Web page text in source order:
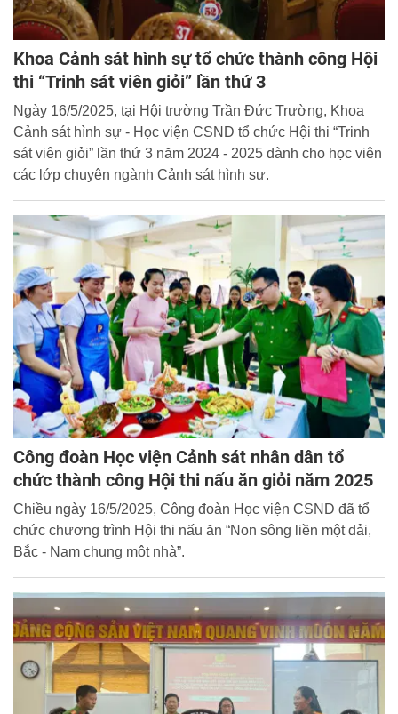
Khoa Cảnh sát hình sự tổ chức thành công Hội
thi “Trinh sát viên giỏi” lần thứ 3
Ngày 16/5/2025, tại Hội trường Trần Đức Trường, Khoa
Cảnh sát hình sự - Học viện CSND tổ chức Hội thi “Trinh
sát viên giỏi” lần thứ 3 năm 2024 - 2025 dành cho học viên
các lớp chuyên ngành Cảnh sát hình sự.
Công đoàn Học viện Cảnh sát nhân dân tổ
chức thành công Hội thi nấu ăn giỏi năm 2025
Chiều ngày 16/5/2025, Công đoàn Học viện CSND đã tổ
chức chương trình Hội thi nấu ăn “Non sông liền một dải,
Bắc - Nam chung một nhà”.